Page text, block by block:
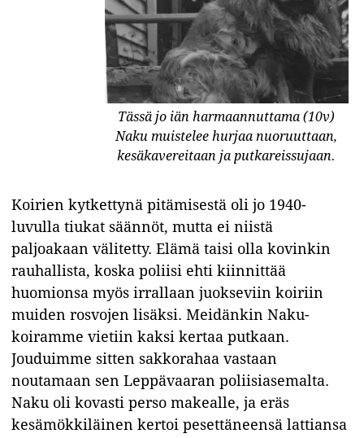
Tässä jo iän harmaannuttama (10v)
Naku muistelee hurjaa nuoruuttaan,
kesäkavereitaan ja putkareissujaan.
Koirien kytkettynä pitämisestä oli jo 1940-
luvulla tiukat säännöt, mutta ei niistä
paljoakaan välitetty. Elämä taisi olla kovinkin
rauhallista, koska poliisi ehti kiinnittää
huomionsa myös irrallaan juokseviin koiriin
muiden rosvojen lisäksi. Meidänkin Naku-
koiramme vietiin kaksi kertaa putkaan.
Jouduimme sitten sakkorahaa vastaan
noutamaan sen Leppävaaran poliisiasemalta.
Naku oli kovasti perso makealle, ja eräs
kesämökkiläinen kertoi pesettäneensä lattiansa